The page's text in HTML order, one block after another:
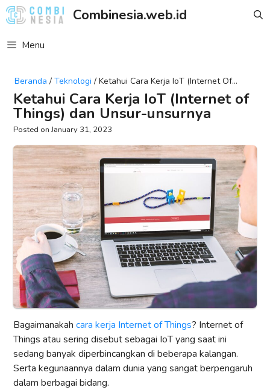
Skip
to
Combinesia.web.id
Menu
Beranda / Teknologi / Ketahui Cara Kerja IoT (Internet Of
Things) Dan Unsur-Unsurnya
Ketahui Cara Kerja IoT (Internet of
Things) dan Unsur-unsurnya
January 31, 2023
Bagaimanakah cara kerja Internet of Things? Internet of
Things atau sering disebut sebagai IoT yang saat ini
sedang banyak diperbincangkan di beberapa kalangan.
Serta kegunaannya dalam dunia yang sangat berpengaruh
dalam berbagai bidang.